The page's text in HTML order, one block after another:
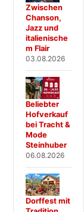
Zwischen
Chanson,
Jazz und
italienische
m Flair
03.08.2026
Beliebter
Hofverkauf
bei Tracht &
Mode
Steinhuber
06.08.2026
Dorffest mit